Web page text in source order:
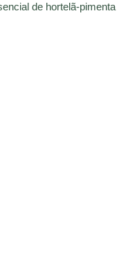
de hortelã-pimenta